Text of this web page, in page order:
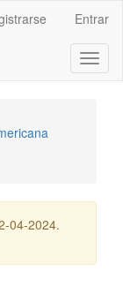
Entrar
04-2024.